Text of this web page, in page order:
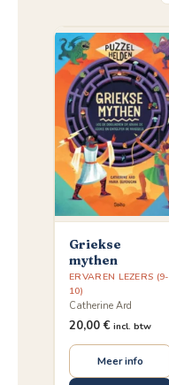
Griekse
mythen
ERVAREN LEZERS (9-
10)
Catherine Ard
20,00 € incl. btw
Meer info